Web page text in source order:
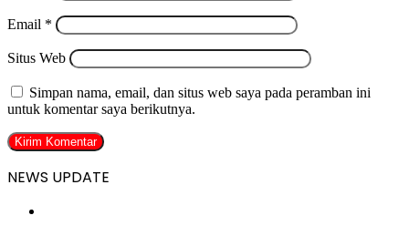
Email *
Situs Web
Simpan nama, email, dan situs web saya pada peramban ini
untuk komentar saya berikutnya.
NEWS UPDATE